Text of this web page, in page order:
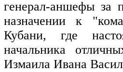
генерал-аншефы за
назначении к
Кубани, где
начальника
Измаила Ивана